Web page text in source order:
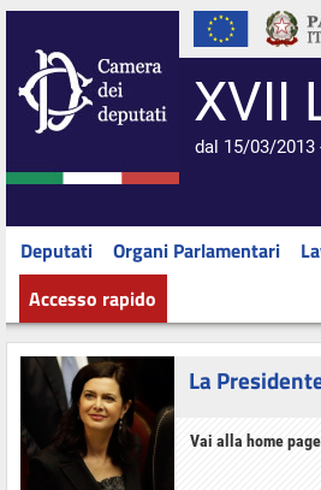
XVII
dal 15/03/2013
Deputati Organi Parlamentari
Accesso rapido
La
Vai alla home